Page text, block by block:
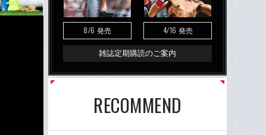
8/6 発売 4/16 発売
雑誌定期購読のご案内
RECOMMEND